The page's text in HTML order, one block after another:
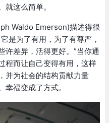
这么简单。
Waldo Emerson)描述得很
是为了有用，为了有尊严，
许差异，活得更好。”当你通
程而让自己变得有用，这样
并为社会的结构贡献力量
福变成了方式。